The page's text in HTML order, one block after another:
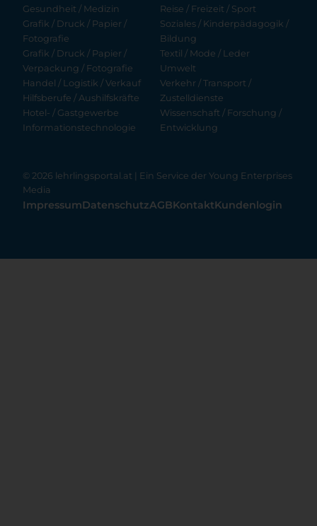
Gesundheit / Medizin
Grafik / Druck / Papier /
Fotografie
Grafik / Druck / Papier /
Verpackung / Fotografie
Handel / Logistik / Verkauf
Hilfsberufe / Aushilfskräfte
Hotel- / Gastgewerbe
Informationstechnologie
Reise / Freizeit / Sport
Soziales / Kinderpädagogik /
Bildung
Textil / Mode / Leder
Umwelt
Verkehr / Transport /
Zustelldienste
Wissenschaft / Forschung /
Entwicklung
© 2026 lehrlingsportal.at | Ein Service der Young Enterprises
Media
ImpressumDatenschutzAGBKontaktKundenlogin